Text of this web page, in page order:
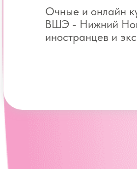
Очные и онлайн
ВШЭ - Нижний
иностранцев и